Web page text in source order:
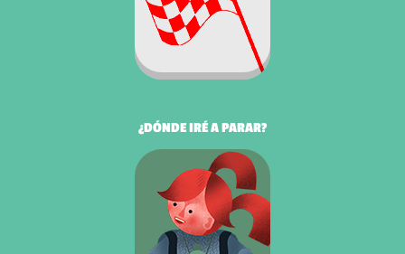
¿DÓNDE IRÉ A PARAR?